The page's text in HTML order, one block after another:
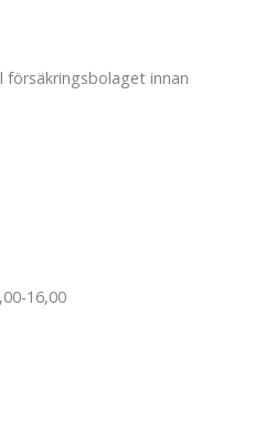
försäkringsbolaget innan
16,00